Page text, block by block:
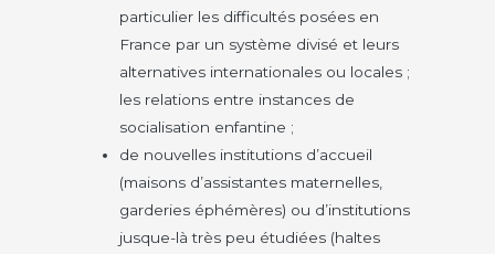
particulier les difficultés posées en
France par un système divisé et leurs
alternatives internationales ou locales ;
les relations entre instances de
socialisation enfantine ;
de nouvelles institutions d’accueil
(maisons d’assistantes maternelles,
garderies éphémères) ou d’institutions
jusque-là très peu étudiées (haltes